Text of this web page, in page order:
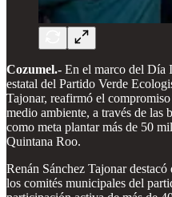
Cozumel.- En el marco del Día
estatal del Partido Verde
Tajonar, reafirmó el
medio ambiente, a través de las
como meta plantar más de 50
Quintana Roo.
Renán Sánchez Tajonar
los comités municipales del